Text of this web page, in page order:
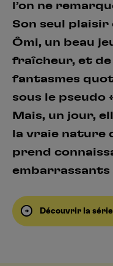
l’on ne
Son seul plaisir
Ômi, un beau
fraîcheur, et
fantasmes
sous le pseudo
Mais, un jour,
la vraie nature
prend
embarrassants
Découvrir la série